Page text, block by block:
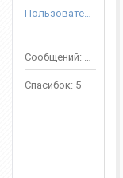
Пользователь
Сообщений: 57
Спасибок: 5